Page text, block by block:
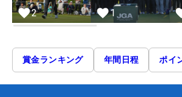
2 1
賞金ランキング 年間日程 ポイ